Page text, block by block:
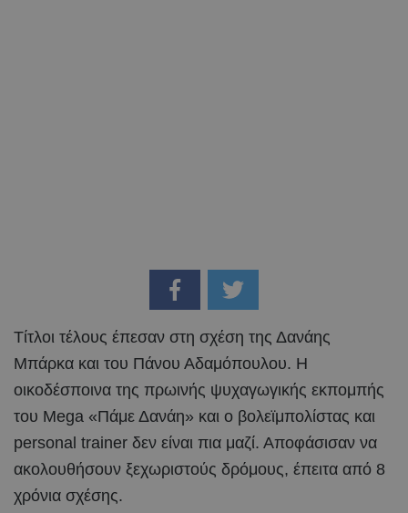
Tίτλοι τέλους έπεσαν στη σχέση της Δανάης
Μπάρκα και του Πάνου Αδαμόπουλου. Η
οικοδέσποινα της πρωινής ψυχαγωγικής εκπομπής
του Mega «Πάμε Δανάη» και ο βολεϊμπολίστας και
personal trainer δεν είναι πια μαζί. Αποφάσισαν να
ακολουθήσουν ξεχωριστούς δρόμους, έπειτα από 8
χρόνια σχέσης.